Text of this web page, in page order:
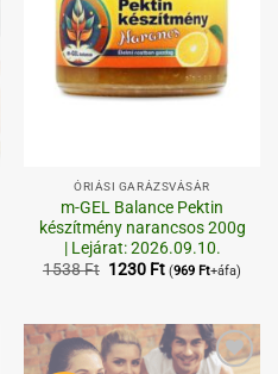
ÓRIÁSI GARÁZSVÁSÁR
m-GEL Balance Pektin
készítmény narancsos 200g
| Lejárat: 2026.09.10.
1538Ft Original
1230 FtCurrent
price
(969 Ft+áfa)